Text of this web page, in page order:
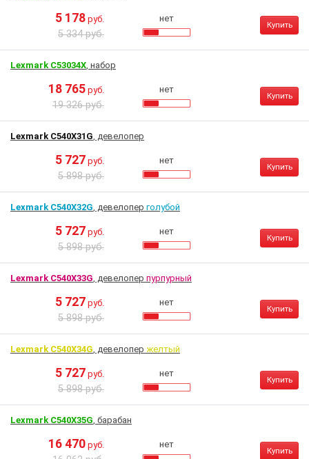
5 178 руб.
5 334 руб.
нет
Купить
Lexmark C53034X, набор
18 765 руб.
19 326 руб.
нет
Купить
Lexmark C540X31G, девелопер
5 727 руб.
5 898 руб.
нет
Купить
Lexmark C540X32G, девелопер голубой
5 727 руб.
5 898 руб.
нет
Купить
Lexmark C540X33G, девелопер пурпурный
5 727 руб.
5 898 руб.
нет
Купить
Lexmark C540X34G, девелопер желтый
5 727 руб.
5 898 руб.
нет
Купить
Lexmark C540X35G, барабан
16 470 руб. нет
Купить